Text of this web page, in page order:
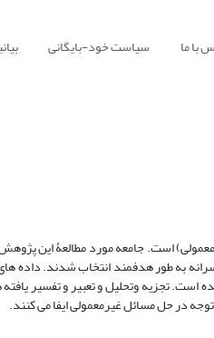
با ما سیاست خود-بایگانی
است. جامعه مورد مطالعۀ این
دبستان های دخترانه و پسرانه به طور هدفمند انتخاب
تجزیه وتحلیل و تعبیر و تفسیر
در حل مسائل غیرمعمولی ایفا می کنند.